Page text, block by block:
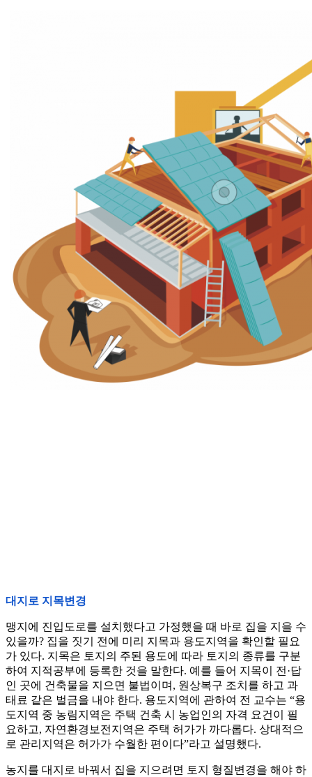
대지로 지목변경
맹지에 진입도로를 설치했다고 가정했을 때 바로 집을 지을 수
있을까? 집을 짓기 전에 미리 지목과 용도지역을 확인할 필요
가 있다. 지목은 토지의 주된 용도에 따라 토지의 종류를 구분
하여 지적공부에 등록한 것을 말한다. 예를 들어 지목이 전·답
인 곳에 건축물을 지으면 불법이며, 원상복구 조치를 하고 과
태료 같은 벌금을 내야 한다. 용도지역에 관하여 전 교수는 “용
도지역 중 농림지역은 주택 건축 시 농업인의 자격 요건이 필
요하고, 자연환경보전지역은 주택 허가가 까다롭다. 상대적으
로 관리지역은 허가가 수월한 편이다”라고 설명했다.
농지를 대지로 바꿔서 집을 지으려면 토지 형질변경을 해야 하